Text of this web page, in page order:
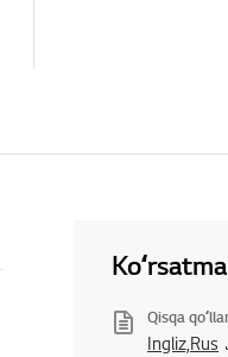
Qisqa
Ingliz,Rus